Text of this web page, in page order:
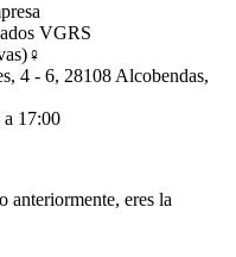
VGRS
4 - 6, 28108 Alcobendas,
a 17:00
anteriormente, eres la